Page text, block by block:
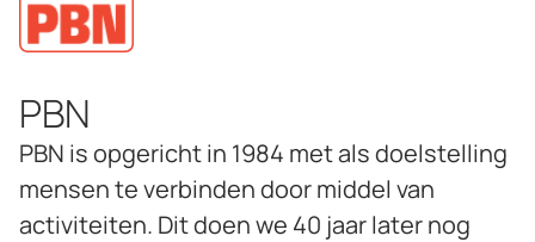
PBN
PBN is opgericht in 1984 met als doelstelling
mensen te verbinden door middel van
activiteiten. Dit doen we 40 jaar later nog